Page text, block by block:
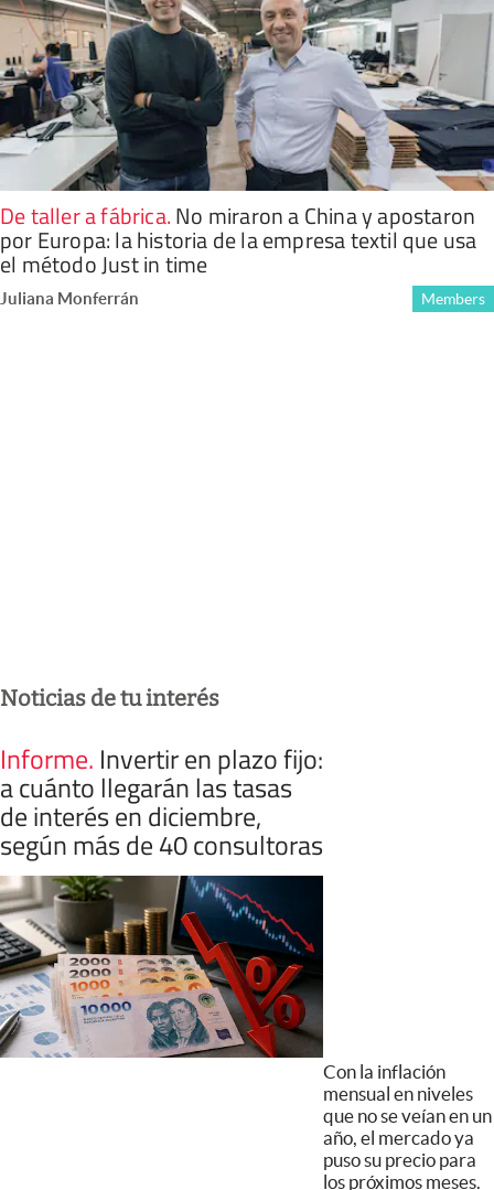
De taller a fábrica.No miraron a China y apostaron
por Europa: la historia de la empresa textil que usa
el método Just in time
Juliana Monferrán Members
Noticias de tu interés
Informe. Invertir en plazo fijo:
a cuánto llegarán las tasas
de interés en diciembre,
según más de 40 consultoras
Con la inflación
mensual en niveles
que no se veían en un
año, el mercado ya
puso su precio para
los próximos meses.